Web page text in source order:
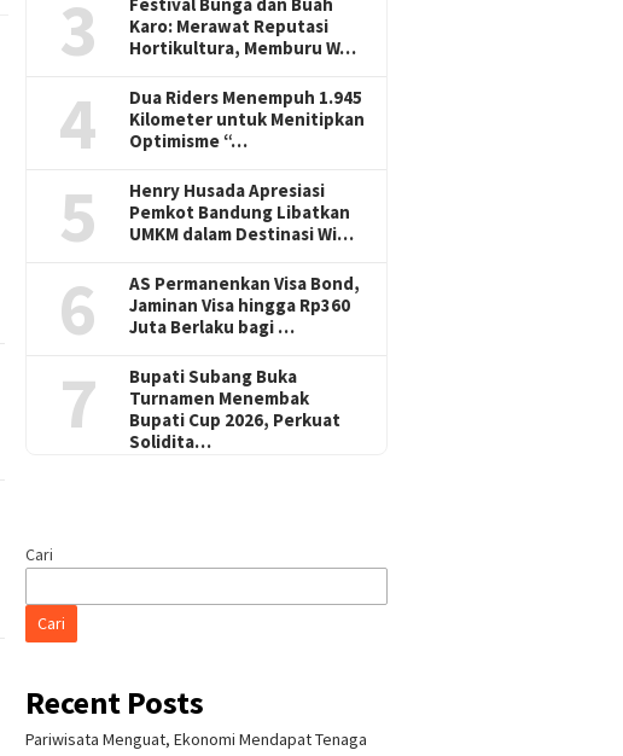
3
Karo: Merawat Reputasi
Hortikultura, Memburu W…
4
Dua Riders Menempuh 1.945
Kilometer untuk Menitipkan
Optimisme “…
5
Henry Husada Apresiasi
Pemkot Bandung Libatkan
UMKM dalam Destinasi Wi…
6
AS Permanenkan Visa Bond,
Jaminan Visa hingga Rp360
Juta Berlaku bagi …
7
Bupati Subang Buka
Turnamen Menembak
Bupati Cup 2026, Perkuat
Solidita…
Cari
Cari
Recent Posts
Pariwisata Menguat, Ekonomi Mendapat Tenaga